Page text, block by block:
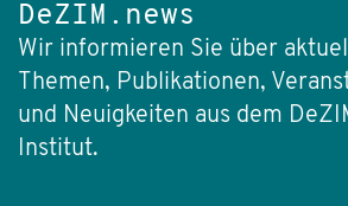
DeZIM.news
Wir informieren Sie über
Themen, Publikationen,
und Neuigkeiten aus dem
Institut.